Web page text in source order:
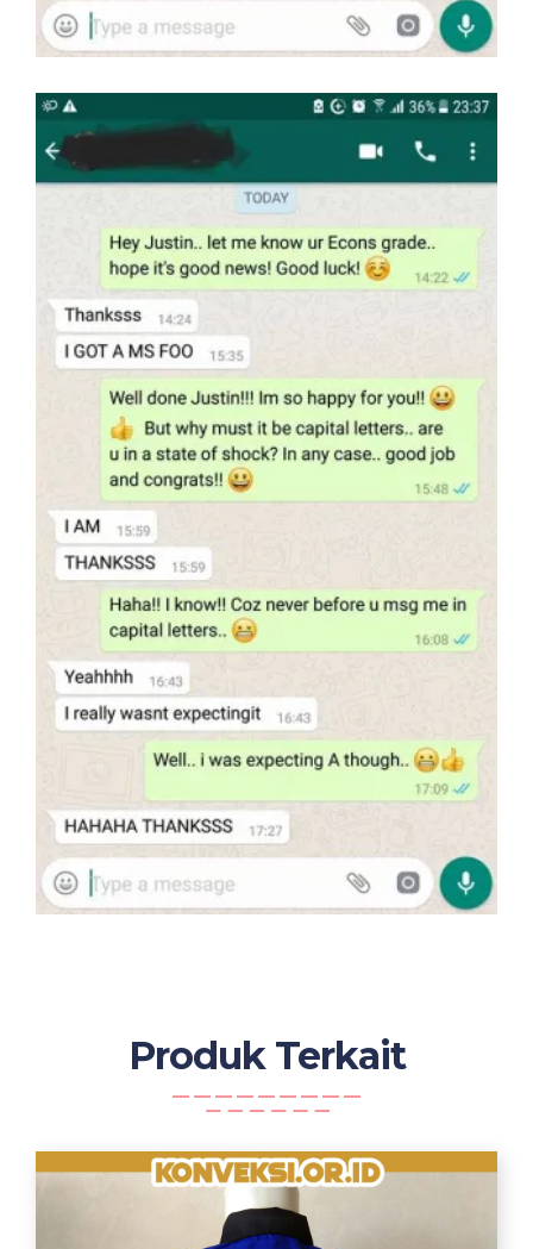
Produk Terkait